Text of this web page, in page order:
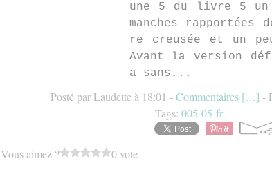
une 5 du livre 5 un
manches rapportées
re creusée et un
Avant la version
a sans...
Posté par Laudette à 18:01 -Commentaires […] -
Tags: 005-05-fr
Vous aimez ? 0 vote